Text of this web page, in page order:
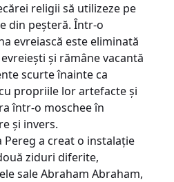
religii să utilizeze pe
din peșteră. Într-o
evreiască este eliminată
și rămâne vacantă
scurte înainte ca
propriile lor artefacte și
într-o moschee în
și invers.
a creat o instalație
ziduri diferite,
sale Abraham Abraham,